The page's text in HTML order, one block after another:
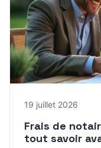
19 juillet 2026
Frais de
tout savoir